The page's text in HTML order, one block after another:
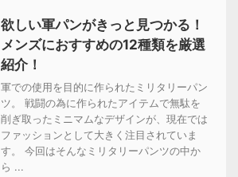
欲しい軍パンがきっと見つかる！
メンズにおすすめの12種類を厳選
紹介！
軍での使用を目的に作られたミリタリーパン
ツ。 戦闘の為に作られたアイテムで無駄を
削ぎ取ったミニマムなデザインが、現在では
ファッションとして大きく注目されていま
す。 今回はそんなミリタリーパンツの中か
ら ...